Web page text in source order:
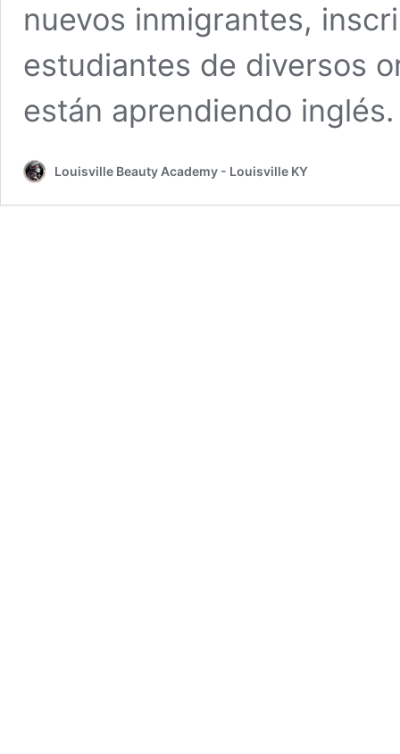
nuevos inmigrantes,
estudiantes de diversos
están aprendiendo
Louisville Beauty Academy - Louisville KY